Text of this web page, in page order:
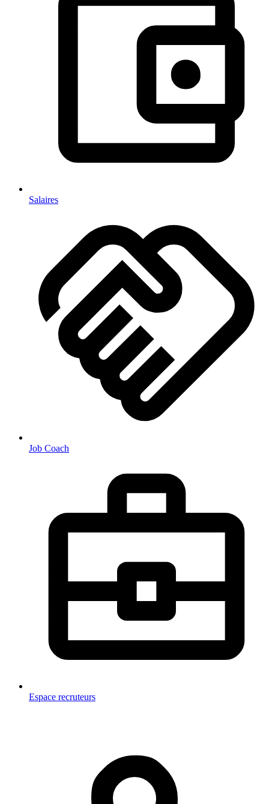
Salaires
Job Coach
Espace recruteurs